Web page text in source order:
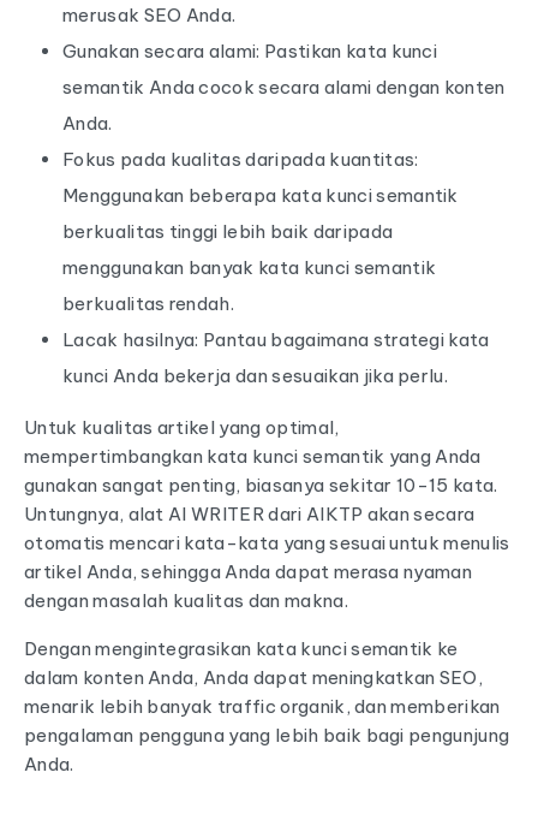
merusak SEO Anda.
Gunakan secara alami: Pastikan kata kunci
semantik Anda cocok secara alami dengan konten
Anda.
Fokus pada kualitas daripada kuantitas:
Menggunakan beberapa kata kunci semantik
berkualitas tinggi lebih baik daripada
menggunakan banyak kata kunci semantik
berkualitas rendah.
Lacak hasilnya: Pantau bagaimana strategi kata
kunci Anda bekerja dan sesuaikan jika perlu.
Untuk kualitas artikel yang optimal,
mempertimbangkan kata kunci semantik yang Anda
gunakan sangat penting, biasanya sekitar 10-15 kata.
Untungnya, alat AI WRITER dari AIKTP akan secara
otomatis mencari kata-kata yang sesuai untuk menulis
artikel Anda, sehingga Anda dapat merasa nyaman
dengan masalah kualitas dan makna.
Dengan mengintegrasikan kata kunci semantik ke
dalam konten Anda, Anda dapat meningkatkan SEO,
menarik lebih banyak traffic organik, dan memberikan
pengalaman pengguna yang lebih baik bagi pengunjung
Anda.